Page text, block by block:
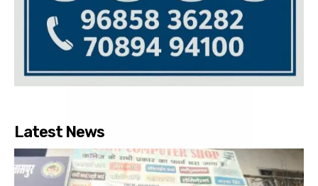
Latest News